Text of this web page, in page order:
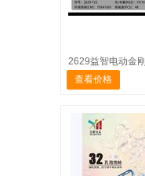
2629益智电动金刚
查看价格